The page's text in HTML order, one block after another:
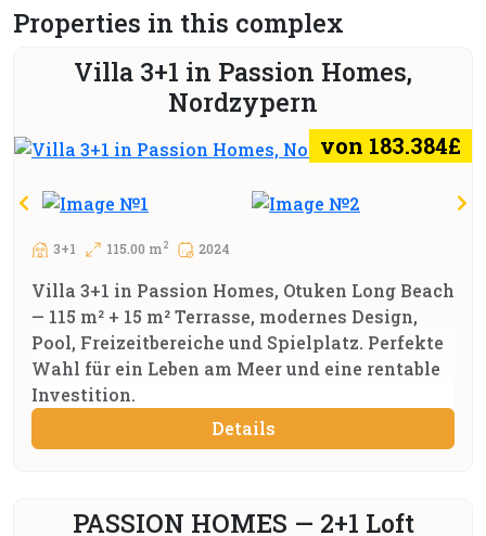
Properties in this complex
Villa 3+1 in Passion Homes,
Nordzypern
von 183.384£
3+1 115.00 m2 2024
Villa 3+1 in Passion Homes, Otuken Long Beach
— 115 m² + 15 m² Terrasse, modernes Design,
Pool, Freizeitbereiche und Spielplatz. Perfekte
Wahl für ein Leben am Meer und eine rentable
Investition.
Details
PASSION HOMES — 2+1 Loft